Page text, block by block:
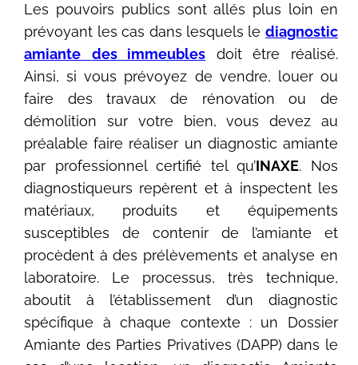
Les pouvoirs publics sont allés plus loin en
prévoyant les cas dans lesquels le diagnostic
amiante
des immeubles doit être réalisé.
Ainsi, si vous prévoyez de vendre, louer ou
faire des travaux de rénovation ou de
démolition sur votre bien, vous devez au
préalable faire réaliser un diagnostic amiante
par professionnel certifié tel qu’INAXE. Nos
diagnostiqueurs repèrent et à inspectent les
matériaux, produits et équipements
susceptibles de contenir de l’amiante et
procèdent à des prélèvements et analyse en
laboratoire. Le processus, très technique,
aboutit à l’établissement d’un diagnostic
spécifique à chaque contexte : un Dossier
Amiante des Parties Privatives (DAPP) dans le